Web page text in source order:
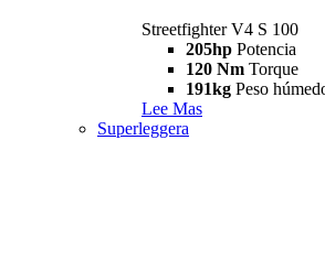
Streetfighter V4 S 100
205hp Potencia
120 Nm Torque
191kg Peso
Lee Mas
Superleggera